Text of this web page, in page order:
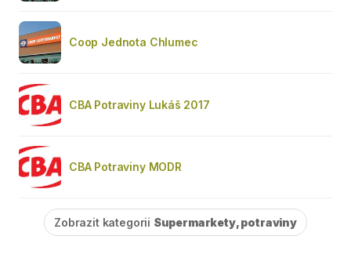
Coop Jednota Chlumec
CBA Potraviny Lukáš 2017
CBA Potraviny MODR
Zobrazit kategorii Supermarkety, potraviny